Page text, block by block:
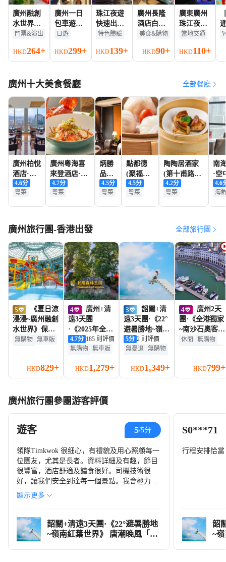
廣州融創
水世界門
票2人（港
外遊客專
屬）
門票&演出
HKD264+
廣州一日
包車遊丨
永慶坊+沙
+人工精講
深入了解
日遊
HKD299+
珠江夜遊
快速出票
【任選套
丨自助晚
餐】@珠
特色體驗
HKD139+
廣州長隆
酒店白虎
自助餐廳
自助餐廳
早餐/午餐/
美食&購物
HKD90+
廣東廣州
珠江夜遊
優惠船票
碼頭船票
三層遊船
上看廣州
+多航班
自由選
擇】
當地交通
HKD110+
廣州十大美食餐廳 全部餐廳
廣州柏悅
酒店·悅
景軒
4.6分
粵菜
廣州粵海喜
來登酒店·採
悅軒中餐廳
(天河城店)
4.7分
粵菜
炳勝
品味
(珠江
新城
4.5分
粵菜
點都德
(聚福樓
店)
4.5分
粵菜
陶陶居酒家
(第十甫路總
店)
4.2分
粵菜
南
·空
號
4.6
海
高
廣州旅行團-香港出發 全部旅行團
浸浸~廣州融創
水世界》保證
入住廣州融創
晚餐】【芝士
伊麵焗波士頓
生水庫大魚三
園純玩2天團
無購物 無車販
無憂退
五星住宿
HKD829+
遠3天團
·《2025年全新
開業清遠長隆
度假區~長隆森
創樂園+融創國
際大馬戲~奇幻
4.7分 185 則評價
無購物 無車販
贈送手機數據卡
無憂退
HKD1,279+
遠3天團·《22°
避暑勝地~嶺南
紅葉世界》 唐
潮晚風「不夜
型沉浸式實景
互動演藝)
5分 2 則評價
無憂退
無購物
贈送手機數據卡
HKD1,349+
團·《全港獨家
~南沙石奧客
棧》南沙遊艇
堡式港灣醉美
夜景)【金牌燒
+順德公炆魚
天團
休閒
無購物
HKD799+
廣州旅行團參團游客評價
遊客 5/5分
領隊Timkwok 很细心，有禮貌及用心照顧每一
位團友，尤其是長者。資料詳細及有趣，節目
很豐富，酒店舒適及饍食很好。司機技術很
好，讓我們安全到達每一個景點。我會極力推
廣永安旅遊的服務。謝謝你。
顯示更多
韶關+清遠3天團·《22°避暑勝地
~嶺南紅葉世界》 唐潮晚風「不
S0***71
行程安排恰當
韶
~